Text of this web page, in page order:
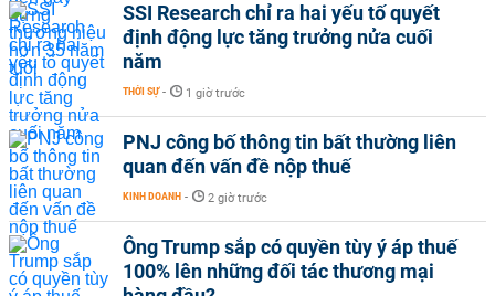
SSI Research chỉ ra hai yếu tố quyết
định động lực tăng trưởng nửa cuối
năm
THỜI SỰ - 1 giờ trước
PNJ công bố thông tin bất thường liên
quan đến vấn đề nộp thuế
KINH DOANH - 2 giờ trước
Ông Trump sắp có quyền tùy ý áp thuế
100% lên những đối tác thương mại